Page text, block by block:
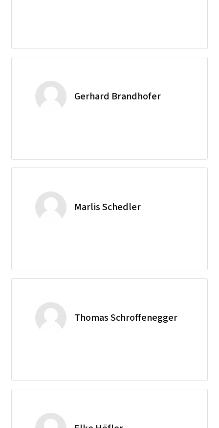
Gerhard Brandhofer
Marlis Schedler
Thomas Schroffenegger